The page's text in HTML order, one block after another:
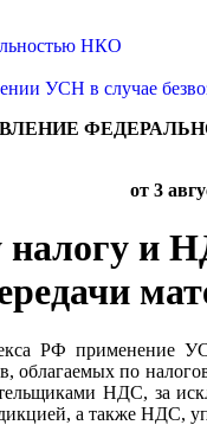
НКО
УСН в случае
от 3
налогу и
РФ применение
облагаемых по
НДС, за
а также НДС,